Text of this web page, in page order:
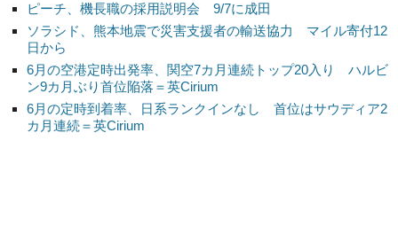
ピーチ、機長職の採用説明会 9/7に成田
ソラシド、熊本地震で災害支援者の輸送協力 マイル寄付12
日から
6月の空港定時出発率、関空7カ月連続トップ20入り ハルビ
ン9カ月ぶり首位陥落＝英Cirium
6月の定時到着率、日系ランクインなし 首位はサウディア2
カ月連続＝英Cirium